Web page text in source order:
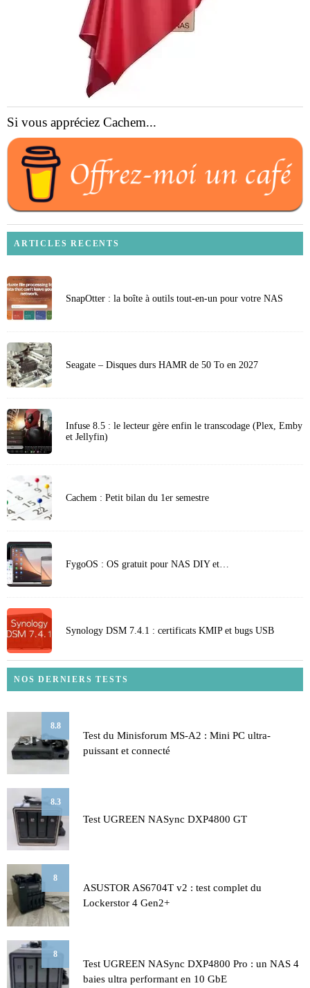
Si vous appréciez Cachem...
ARTICLES RECENTS
SnapOtter : la boîte à outils tout-en-un pour votre NAS
Seagate – Disques durs HAMR de 50 To en 2027
Infuse 8.5 : le lecteur gère enfin le transcodage (Plex, Emby
et Jellyfin)
Cachem : Petit bilan du 1er semestre
FygoOS : OS gratuit pour NAS DIY et…
Synology DSM 7.4.1 : certificats KMIP et bugs USB
NOS DERNIERS TESTS
8.8
Test du Minisforum MS-A2 : Mini PC ultra-
puissant et connecté
8.3
Test UGREEN NASync DXP4800 GT
8
ASUSTOR AS6704T v2 : test complet du
Lockerstor 4 Gen2+
8
Test UGREEN NASync DXP4800 Pro : un NAS 4
baies ultra performant en 10 GbE